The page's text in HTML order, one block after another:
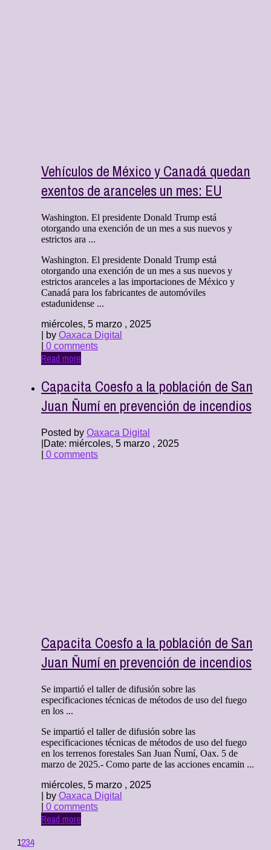
Vehículos de México y Canadá quedan
exentos de aranceles un mes: EU
Washington. El presidente Donald Trump está
otorgando una exención de un mes a sus nuevos y
estrictos ara ...
Washington. El presidente Donald Trump está
otorgando una exención de un mes a sus nuevos y
estrictos aranceles a las importaciones de México y
Canadá para los fabricantes de automóviles
estadunidense ...
miércoles, 5 marzo , 2025
| by Oaxaca Digital
0 comments
Read more
Capacita Coesfo a la población de San
Juan Ñumí en prevención de incendios
Posted by Oaxaca Digital
Date: miércoles, 5 marzo , 2025
0 comments
Capacita Coesfo a la población de San
Juan Ñumí en prevención de incendios
Se impartió el taller de difusión sobre las
especificaciones técnicas de métodos de uso del fuego
en los ...
Se impartió el taller de difusión sobre las
especificaciones técnicas de métodos de uso del fuego
en los terrenos forestales San Juan Ñumí, Oax. 5 de
marzo de 2025.- Como parte de las acciones encamin ...
miércoles, 5 marzo , 2025
| by Oaxaca Digital
0 comments
Read more
1234